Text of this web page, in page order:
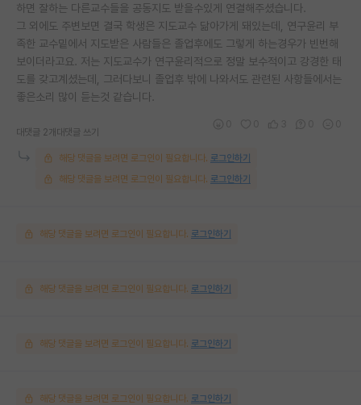
하면 잘하는 다른교수들을 공동지도 받을수있게 연결해주셨습니다.
그 외에도 주변보면 결국 학생은 지도교수 닮아가게 돼있는데, 연구윤리 부
족한 교수밑에서 지도받은 사람들은 졸업후에도 그렇게 하는경우가 빈번해
보이더라고요. 저는 지도교수가 연구윤리적으로 정말 보수적이고 강경한 태
도를 갖고계셨는데, 그러다보니 졸업후 밖에 나와서도 관련된 사항들에서는
좋은소리 많이 듣는것 같습니다.
대댓글 2개 대댓글 쓰기
해당 댓글을 보려면 로그인이 필요합니다. 로그인하기
해당 댓글을 보려면 로그인이 필요합니다. 로그인하기
해당 댓글을 보려면 로그인이 필요합니다. 로그인하기
해당 댓글을 보려면 로그인이 필요합니다. 로그인하기
해당 댓글을 보려면 로그인이 필요합니다. 로그인하기
해당 댓글을 보려면 로그인이 필요합니다. 로그인하기